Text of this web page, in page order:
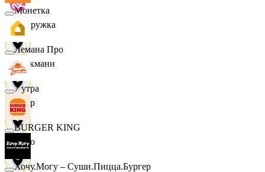
Подружка
Стокманн
Cпар
demo
Монетка
Лемана Про
7 утра
BURGER KING
Хочу.Могу – Суши.Пицца.Бургер